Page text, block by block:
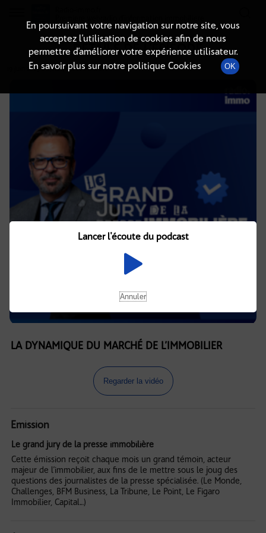
DÉTAILS DE L'ÉPISODE
19 juin 2025 à 17h02, durée : 1 heure
LA DYNAMIQUE DU MARCHÉ DE L’IMMOBILIER
Regarder la vidéo
Emission
Le grand jury de la presse immobilière
Cette émission reçoit chaque mois un grand témoin, acteur
majeur de l’immobilier, aux fins de le mettre sous le joug des
questions des journalistes de la presse spécialisée. (Le Monde,
Challenges, BFM Business, La Tribune, Le Point, Le Figaro
Immobilier, Capital…)
En poursuivant votre navigation sur notre site, vous
acceptez l’utilisation de cookies afin de nous
permettre d’améliorer votre expérience utilisateur.
En savoir plus sur notre politique Cookies
OK
Lancer l'écoute du podcast
Annuler